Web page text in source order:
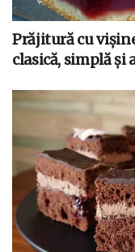
Prăjitură cu
clasică, simplă și